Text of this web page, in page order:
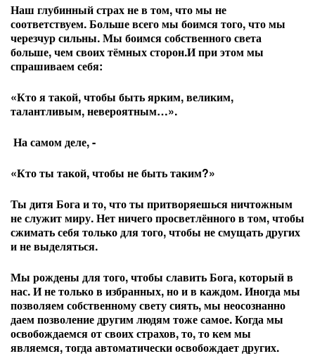
Наш глубинный страх не в том, что мы не
соответствуем. Больше всего мы боимся того, что мы
черезчур сильны. Мы боимся собственного света
больше, чем своих тёмных сторон.И при этом мы
спрашиваем себя:
«Кто я такой, чтобы быть ярким, великим,
талантливым, невероятным…».
На самом деле, -
«Кто ты такой, чтобы не быть таким?»
Ты дитя Бога и то, что ты притворяешься ничтожным
не служит миру. Нет ничего просветлённого в том, чтобы
сжимать себя только для того, чтобы не смущать других
и не выделяться.
Мы рождены для того, чтобы славить Бога, который в
нас. И не только в избранных, но и в каждом. Иногда мы
позволяем собственному свету сиять, мы неосознанно
даем позволение другим людям тоже самое. Когда мы
освобождаемся от своих страхов, то, то кем мы
являемся, тогда автоматически освобождает других.